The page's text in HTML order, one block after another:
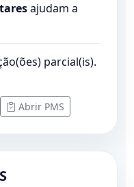
ajudam a
parcial(is).
Abrir PMS